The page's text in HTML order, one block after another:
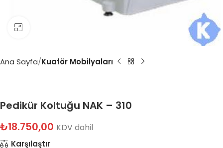
Ana Sayfa Kuaför Mobilyaları
Pedikür Koltuğu NAK – 310
₺18.750,00 KDV dahil
Karşılaştır